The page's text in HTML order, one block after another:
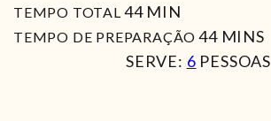
TEMPO TOTAL 44MIN
MIN
TEMPO DE PREPARAÇÃO 44MIN
MINS
SERVE: 6 PESSOAS